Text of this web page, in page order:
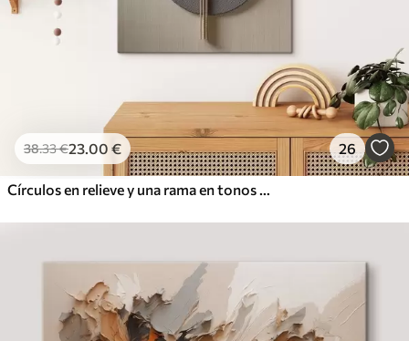
38.33€23.00 € 26
Círculos en relieve y una rama en tonos neutros cálidos